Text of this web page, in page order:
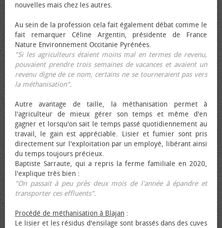
nouvelles mais chez les autres.
Au sein de la profession cela fait également débat comme le
fait remarquer Céline Argentin, présidente de France
Nature Environnement Occitanie Pyrénées.
"Si les agriculteurs étaient moins mal en termes de revenu,
pouvaient prendre trois semaines de vacances et avaient un
revenu digne de ce nom, certains ne se tourneraient pas vers
la méthanisation".
Autre avantage de taille, la méthanisation permet à
l'agriculteur de mieux gérer son temps et même d'en
gagner et lorsqu'on sait le temps passé quotidiennement au
travail, le gain est appréciable. Lisier et fumier sont pris
directement sur l'exploitation par un employé, libérant ainsi
du temps toujours précieux.
Baptiste Sarraute, qui a repris la ferme familiale en 2020,
l'explique très bien :
"On passait à peu près deux mois de l'année à épandre et
transporter ces effluents".
Procédé de méthanisation à Blajan :
Le lisier et les résidus d'ensilage sont brassés dans des cuves